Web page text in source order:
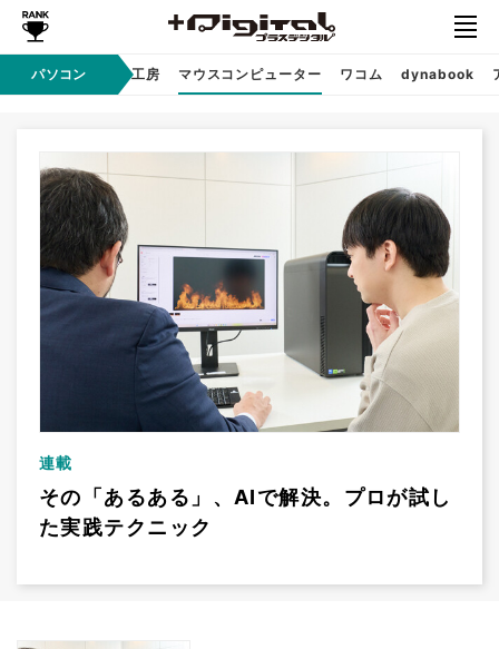
パソコンパソコン工房 マウスコンピューター ワコム dynabook
連載
その「あるある」、AIで解決。プロが試し
た実践テクニック